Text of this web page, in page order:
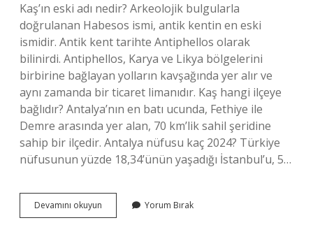
Kaş’ın eski adı nedir? Arkeolojik bulgularla
doğrulanan Habesos ismi, antik kentin en eski
ismidir. Antik kent tarihte Antiphellos olarak
bilinirdi. Antiphellos, Karya ve Likya bölgelerini
birbirine bağlayan yolların kavşağında yer alır ve
aynı zamanda bir ticaret limanıdır. Kaş hangi ilçeye
bağlıdır? Antalya’nın en batı ucunda, Fethiye ile
Demre arasında yer alan, 70 km’lik sahil şeridine
sahip bir ilçedir. Antalya nüfusu kaç 2024? Türkiye
nüfusunun yüzde 18,34’ünün yaşadığı İstanbul’u, 5…
Devamını okuyun
Nüfusu
Yorum Bırak